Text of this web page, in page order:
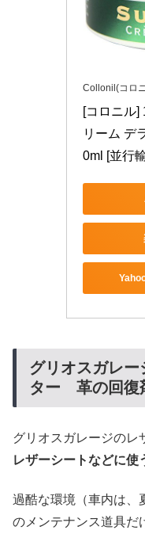
Collonil(コロ
[コロニル]
リーム デ
0ml [並行
グリオスガレ
ター 革の回復
グリオスガレージのレ
レザーシートなどに使
過酷な環境（車内は、
のメンテナンス道具だ